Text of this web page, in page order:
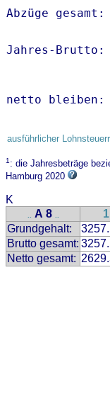
Abzüge
netto
ausführlicher
1: die Jahresbeträge
Hamburg 2020
K
.. A 8 .. 1
Grundgehalt:
Brutto gesamt:
Netto gesamt: